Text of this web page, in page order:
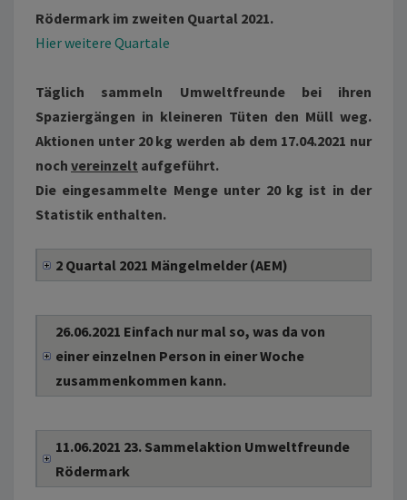
Rödermark im zweiten Quartal 2021.
Hier weitere Quartale
Täglich sammeln Umweltfreunde bei ihren
Spaziergängen in kleineren Tüten den Müll weg.
Aktionen unter 20 kg werden ab dem 17.04.2021 nur
noch vereinzelt aufgeführt.
Die eingesammelte Menge unter 20 kg ist in der
Statistik enthalten.
2 Quartal 2021 Mängelmelder (AEM)
26.06.2021 Einfach nur mal so, was da von
einer einzelnen Person in einer Woche
zusammenkommen kann.
11.06.2021 23. Sammelaktion Umweltfreunde
Rödermark